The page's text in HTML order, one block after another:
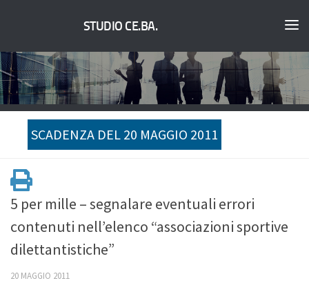
STUDIO CE.BA.
SCADENZA DEL 20 MAGGIO 2011
5 per mille – segnalare eventuali errori
contenuti nell’elenco “associazioni sportive
dilettantistiche”
20 MAGGIO 2011